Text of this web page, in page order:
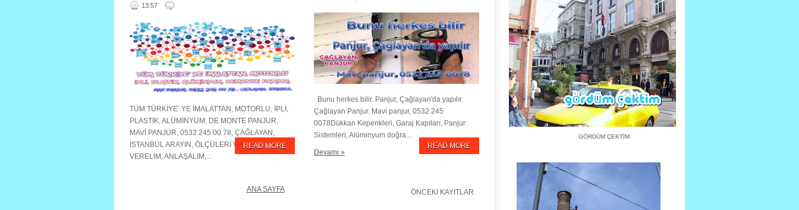
13:57
TÜM TÜRKİYE’ YE İMALATTAN, MOTORLU, İPLİ,
PLASTİK, ALÜMİNYUM, DE MONTE PANJUR,
MAVİ PANJUR, 0532 245 00 78, ÇAĞLAYAN,
İSTANBUL ARAYIN, ÖLÇÜLERİ VERİN, FİYATI
VERELİM, ANLAŞALIM,...
READ MORE
Bunu herkes bilir. Panjur, Çağlayan'da yapılır.
Çağlayan Panjur. Mavi panjur, 0532 245
0078Dükkan Kepenkleri, Garaj Kapıları, Panjur
Sistemleri, Alüminyum doğra...
READ MORE
Devamı »
ÖNCEKI KAYITLAR
ANA SAYFA
GÖRDÜM ÇEKTİM